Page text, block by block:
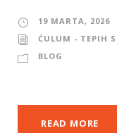
19 MARTA, 2026
ĆULUM - TEPIH
BLOG
READ MORE